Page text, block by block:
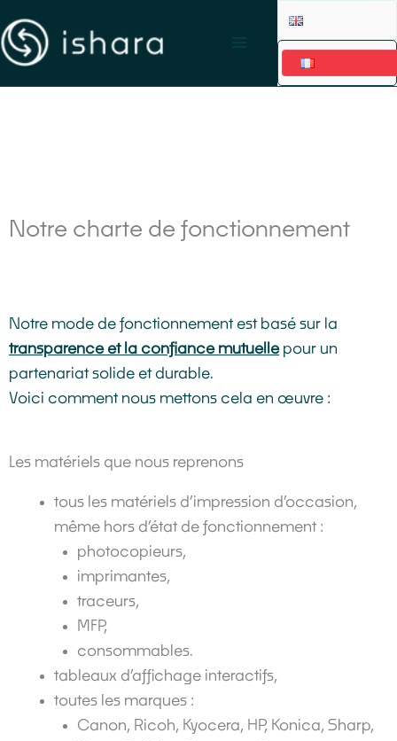
au
contenu
Notre charte de fonctionnement
Notre mode de fonctionnement est basé sur la
transparence et la confiance mutuellepour un
partenariat solide et durable.
Voici comment nous mettons cela en œuvre :
Les matériels que nous reprenons
tous les matériels d’impression d’occasion,
même hors d’état de fonctionnement :
photocopieurs,
imprimantes,
traceurs,
MFP,
consommables.
tableaux d’affichage interactifs,
toutes les marques :
Canon, Ricoh, Kyocera, HP, Konica, Sharp,